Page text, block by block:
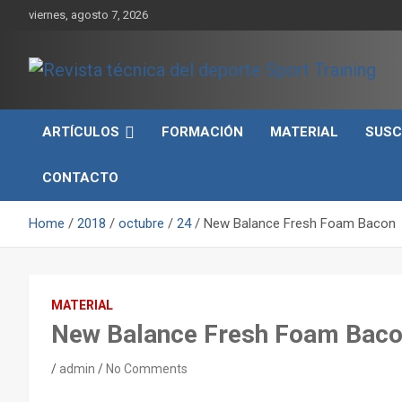
viernes, agosto 7, 2026
Revista técnica del
deporte Sport Training
rendimiento, nutrición y entrenamiento.
ARTÍCULOS
FORMACIÓN MATERIAL
CONTACTO
Home 2018 octubre 24 New Balance Fresh Foam Bacon
MATERIAL
New Balance Fresh Foam
admin No Comments